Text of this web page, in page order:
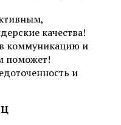
качества!
в коммуникацию и
поможет!
и